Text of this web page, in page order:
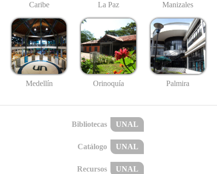
Caribe La Paz Manizales
Medellín Orinoquía Palmira
Bibliotecas UNAL
Catálogo UNAL
Recursos UNAL